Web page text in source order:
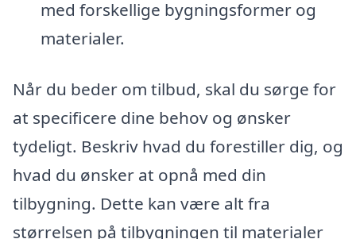
med forskellige bygningsformer og
materialer.
Når du beder om tilbud, skal du sørge for
at specificere dine behov og ønsker
tydeligt. Beskriv hvad du forestiller dig, og
hvad du ønsker at opnå med din
tilbygning. Dette kan være alt fra
størrelsen på tilbygningen til materialer